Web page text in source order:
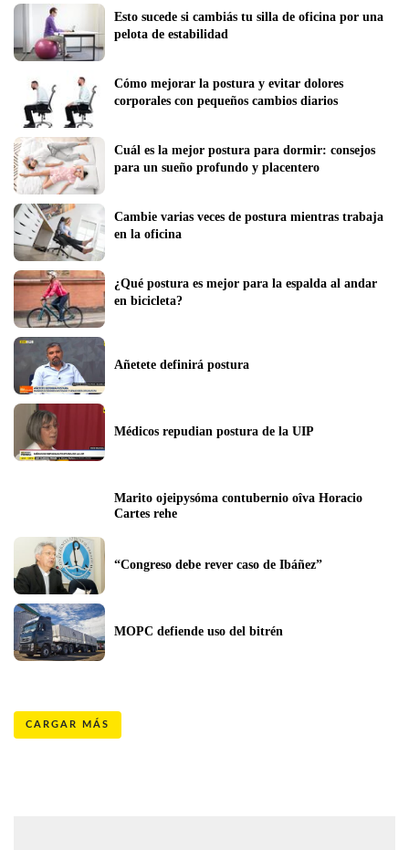
Esto sucede si cambiás tu silla de oficina por una
pelota de estabilidad
Cómo mejorar la postura y evitar dolores
corporales con pequeños cambios diarios
Cuál es la mejor postura para dormir: consejos
para un sueño profundo y placentero
Cambie varias veces de postura mientras trabaja
en la oficina
¿Qué postura es mejor para la espalda al andar
en bicicleta?
Añetete definirá postura
Médicos repudian postura de la UIP
Marito ojeipysóma contubernio oîva Horacio
Cartes rehe
“Congreso debe rever caso de Ibáñez”
MOPC defiende uso del bitrén
CARGAR MÁS